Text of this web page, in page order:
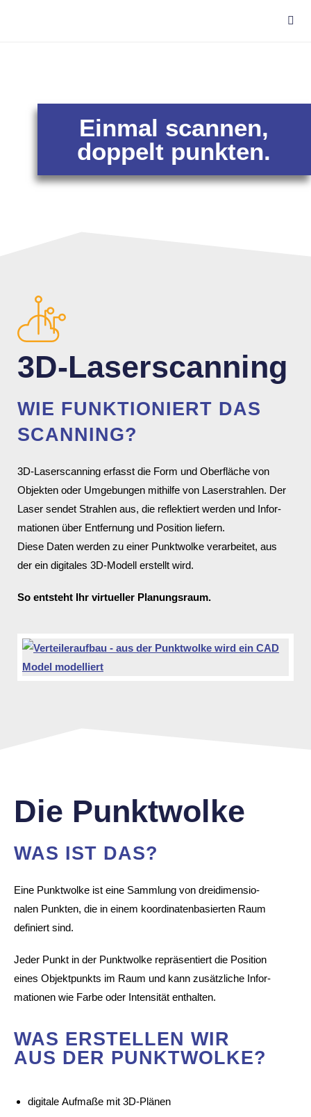
Einmal scannen,
doppelt punkten.
3D-Laser­scan­ning
WIE FUNK­TIO­NIERT DAS
SCAN­NING?
3D-Laser­scan­ning erfasst die Form und Ober­fläche von
Objekten oder Umge­bungen mithilfe von Laser­strahlen. Der
Laser sendet Strahlen aus, die reflek­tiert werden und Infor­
ma­tionen über Entfer­nung und Posi­tion liefern.
Diese Daten werden zu einer Punkt­wolke verar­beitet, aus
der ein digi­tales 3D-Modell erstellt wird.
So entsteht Ihr virtu­eller Planungs­raum.
Die Punkt­wolke
WAS IST DAS?
Eine Punkt­wolke ist eine Samm­lung von drei­di­men­sio­
nalen Punkten, die in einem koor­di­na­ten­ba­sierten Raum
defi­niert sind.
Jeder Punkt in der Punkt­wolke reprä­sen­tiert die Posi­tion
eines Objekt­punkts im Raum und kann zusätz­liche Infor­
ma­tionen wie Farbe oder Inten­sität enthalten.
WAS ERSTELLEN WIR
AUS DER PUNKT­WOLKE?
digi­tale Aufmaße mit 3D-Plänen